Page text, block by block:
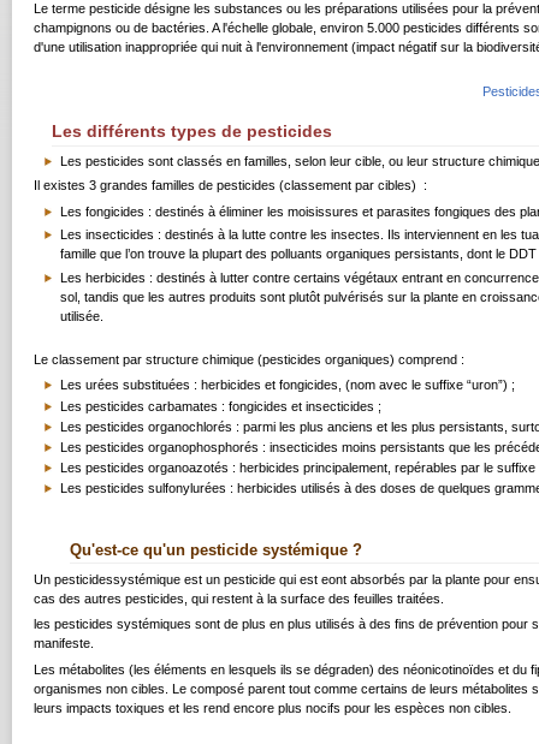
Le terme pesticide désigne les substances ou les préparations utilisées pour la
champignons ou de bactéries. A l'échelle globale, environ 5.000 pesticides différents
d'une utilisation inappropriée qui nuit à l'environnement (impact négatif sur la
Les différents types de pesticides
Les pesticides sont classés en familles, selon leur cible, ou leur structure
Il existes 3 grandes familles de pesticides (classement par cibles) :
Les fongicides : destinés à éliminer les moisissures et parasites fongiques des
Les insecticides : destinés à la lutte contre les insectes. Ils interviennent en les
famille que l’on trouve la plupart des polluants organiques persistants, dont le
Les herbicides : destinés à lutter contre certains végétaux entrant en
sol, tandis que les autres produits sont plutôt pulvérisés sur la plante en
utilisée.
Le classement par structure chimique (pesticides organiques) comprend :
Les urées substituées : herbicides et fongicides, (nom avec le suffixe “uron”) ;
Les pesticides carbamates : fongicides et insecticides ;
Les pesticides organochlorés : parmi les plus anciens et les plus persistants,
Les pesticides organophosphorés : insecticides moins persistants que les
Les pesticides organoazotés : herbicides principalement, repérables par le suffixe
Les pesticides sulfonylurées : herbicides utilisés à des doses de quelques
Qu'est-ce qu'un pesticide systémique ?
Un pesticidessystémique est un pesticide qui est eont absorbés par la plante pour
cas des autres pesticides, qui restent à la surface des feuilles traitées.
les pesticides systémiques sont de plus en plus utilisés à des fins de prévention
manifeste.
Les métabolites (les éléments en lesquels ils se dégraden) des néonicotinoïdes et
organismes non cibles. Le composé parent tout comme certains de leurs
leurs impacts toxiques et les rend encore plus nocifs pour les espèces non cibles.